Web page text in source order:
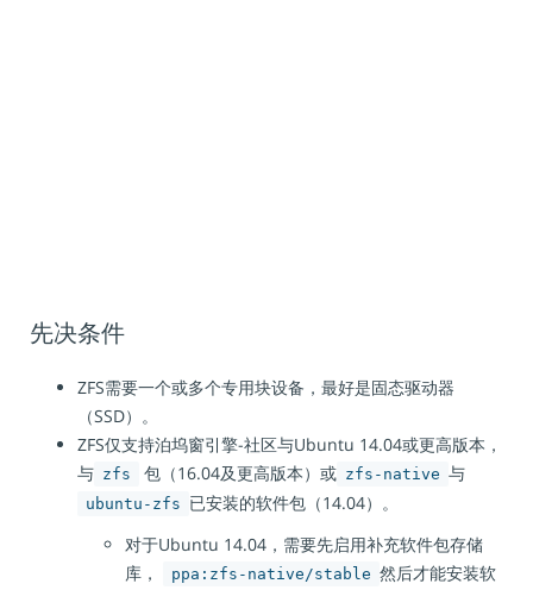
先决条件
ZFS需要一个或多个专用块设备，最好是固态驱动器
（SSD）。
ZFS仅支持泊坞窗引擎-社区与Ubuntu 14.04或更高版本，
与 zfs 包（16.04及更高版本）或 zfs-native 与
ubuntu-zfs 已安装的软件包（14.04）。
对于Ubuntu 14.04，需要先启用补充软件包存储
库，
ppa:zfs-native/stable 然后才能安装软